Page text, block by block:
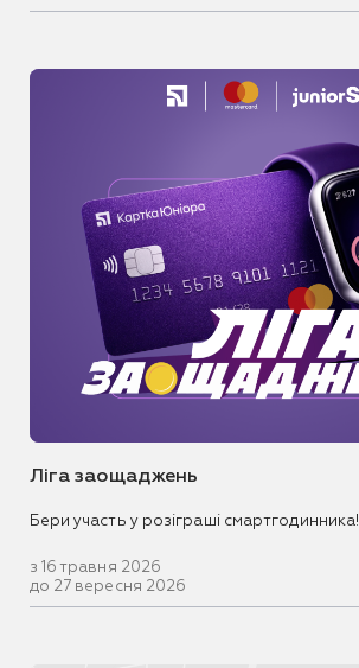
Ліга заощаджень
Бери участь у розіграші смартгодинника!
з 16 травня 2026
до 27 вересня 2026